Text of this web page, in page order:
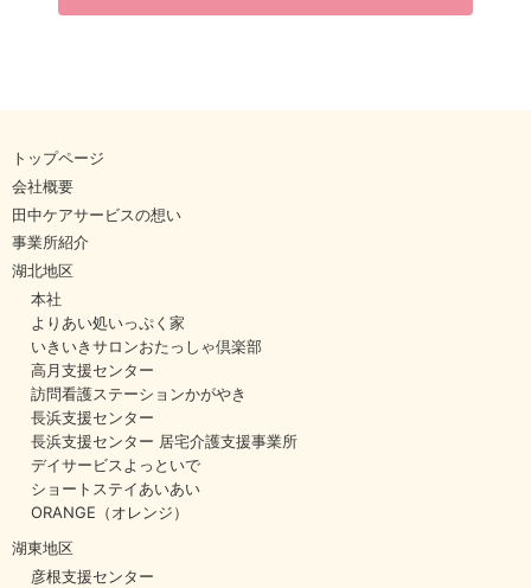
トップページ
会社概要
田中ケアサービスの想い
事業所紹介
湖北地区
本社
よりあい処いっぷく家
いきいきサロンおたっしゃ倶楽部
高月支援センター
訪問看護ステーションかがやき
長浜支援センター
長浜支援センター 居宅介護支援事業所
デイサービスよっといで
ショートステイあいあい
ORANGE（オレンジ）
湖東地区
彦根支援センター